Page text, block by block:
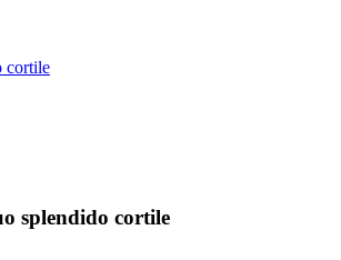
cortile
splendido cortile